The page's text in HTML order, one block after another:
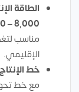
الطاقة
8,000 – 10,000 طن سنويًا
مناسب
الإقليمي.
خط